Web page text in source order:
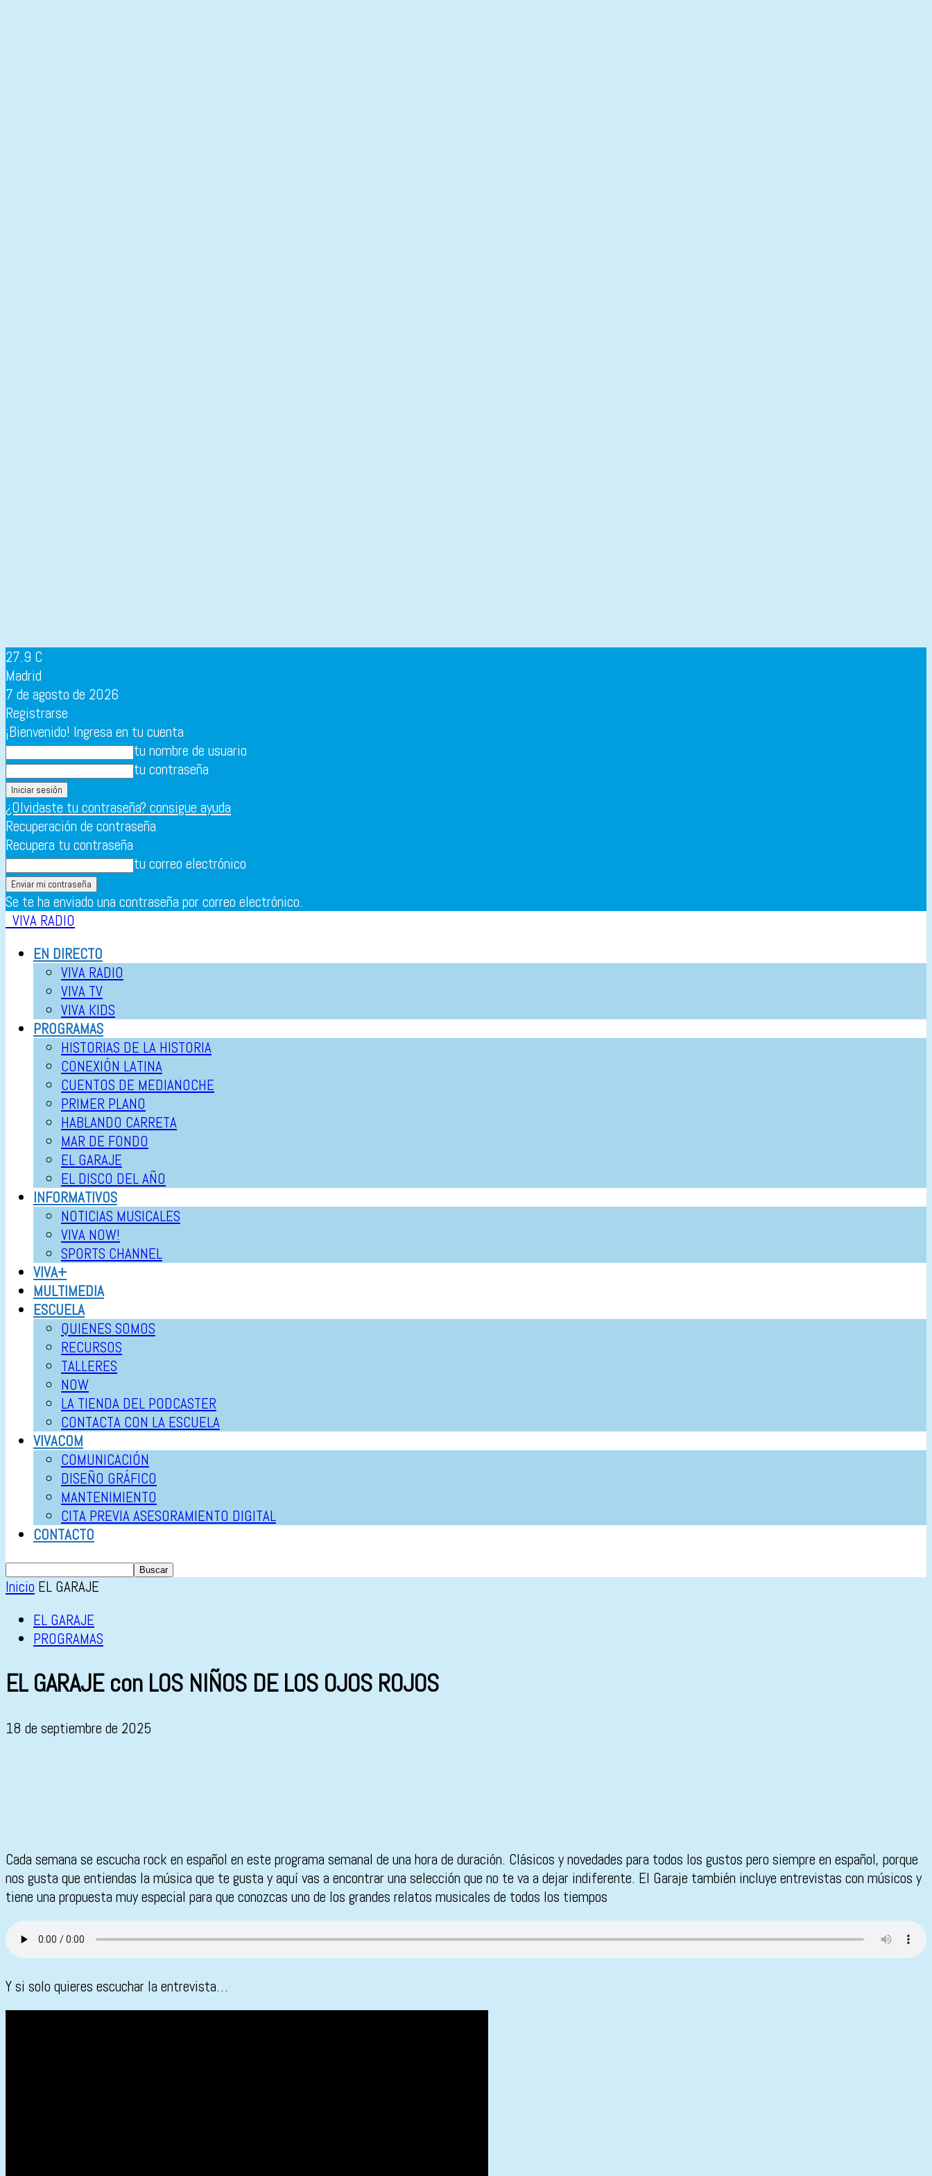
27.9 C
Madrid
7 de agosto de 2026
Registrarse
¡Bienvenido! Ingresa en tu cuenta
tu nombre de usuario
tu contraseña
¿Olvidaste tu contraseña? consigue ayuda
Recuperación de contraseña
Recupera tu contraseña
tu correo electrónico
Se te ha enviado una contraseña por correo electrónico.
VIVA RADIO
EN DIRECTO
VIVA RADIO
VIVA TV
VIVA KIDS
PROGRAMAS
HISTORIAS DE LA HISTORIA
CONEXIÓN LATINA
CUENTOS DE MEDIANOCHE
PRIMER PLANO
HABLANDO CARRETA
MAR DE FONDO
EL GARAJE
EL DISCO DEL AÑO
INFORMATIVOS
NOTICIAS MUSICALES
VIVA NOW!
SPORTS CHANNEL
VIVA+
MULTIMEDIA
ESCUELA
QUIENES SOMOS
RECURSOS
TALLERES
NOW
LA TIENDA DEL PODCASTER
CONTACTA CON LA ESCUELA
VIVACOM
COMUNICACIÓN
DISEÑO GRÁFICO
MANTENIMIENTO
CITA PREVIA ASESORAMIENTO DIGITAL
CONTACTO
Inicio EL GARAJE
EL GARAJE
PROGRAMAS
EL GARAJE con LOS NIÑOS DE LOS OJOS ROJOS
18 de septiembre de 2025
Cada semana se escucha rock en español en este programa semanal de una hora de duración. Clásicos y novedades para todos los gustos pero siempre en español, porque
nos gusta que entiendas la música que te gusta y aquí vas a encontrar una selección que no te va a dejar indiferente. El Garaje también incluye entrevistas con músicos y
tiene una propuesta muy especial para que conozcas uno de los grandes relatos musicales de todos los tiempos
Y si solo quieres escuchar la entrevista…